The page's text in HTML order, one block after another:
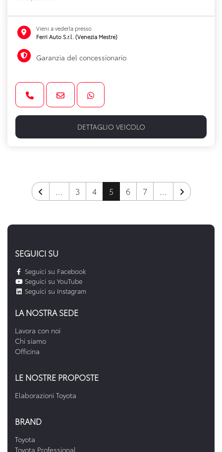
Vieni a vederla presso
Ferri Auto S.r.l. (Venezia Mestre)
Garanzia del concessionario
DETTAGLIO VEICOLO
... 3 4 5 6 7 ...
SEGUICI SU
Seguici su Facebook
Seguici su YouTube
Seguici su Instagram
LA NOSTRA SEDE
Lavora con noi
Chi siamo
Officina
LE NOSTRE PROPOSTE
Elaborazioni Toyota
BRAND
Toyota
Toyota Professional